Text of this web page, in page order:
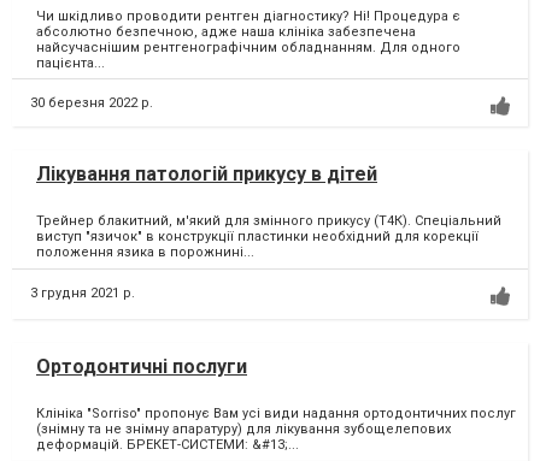
Чи шкідливо проводити рентген діагностику? Ні! Процедура є
абсолютно безпечною, адже наша клініка забезпечена
найсучаснішим рентгенографічним обладнанням. Для одного
пацієнта...
30 березня 2022 р.
Лікування патологій прикусу в дітей
Трейнер блакитний, м'який для змінного прикусу (Т4К). Спеціальний
виступ "язичок" в конструкції пластинки необхідний для корекції
положення язика в порожнині...
3 грудня 2021 р.
Ортодонтичні послуги
Клініка "Sorriso" пропонує Вам усі види надання ортодонтичних послуг
(знімну та не знімну апаратуру) для лікування зубощелепових
деформацій. БРЕКЕТ-СИСТЕМИ: &#13;...